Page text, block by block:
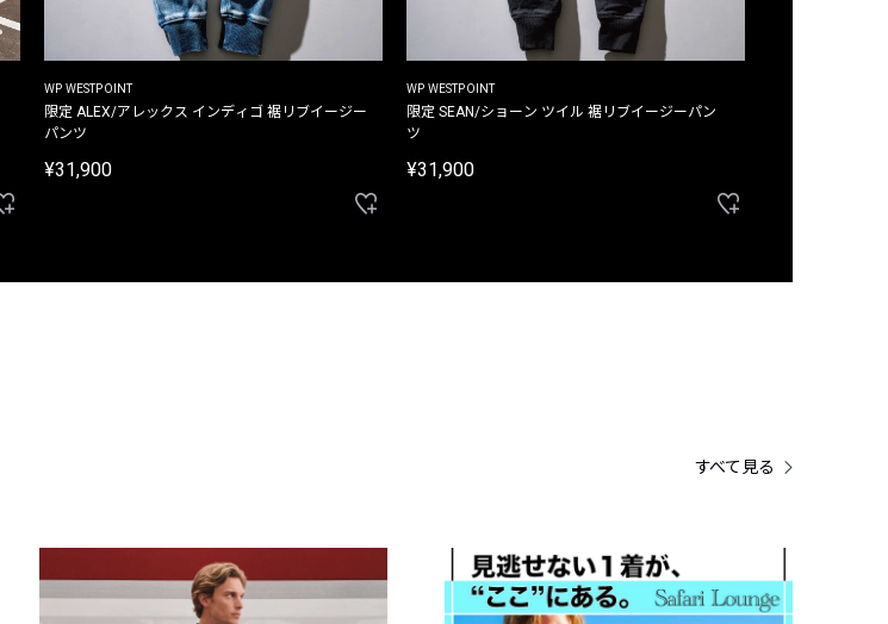
WP WESTPOINT
限定 ALEX/アレックス インディゴ 裾リブイージー
パンツ
¥31,900
WP WESTPOINT
限定 SEAN/ショーン ツイル 裾リブイージーパン
ツ
¥31,900
すべて見る